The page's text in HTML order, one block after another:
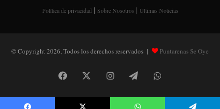
Política de privacidad | Sobre Nosotros | Últimas Noticias
© Copyright 2026, Todos los derechos reservados | Puntarenas Se Oye
Facebook InstagramTelegramWhatsApp